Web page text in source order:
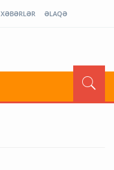
XƏBƏRLƏR ƏLAQƏ